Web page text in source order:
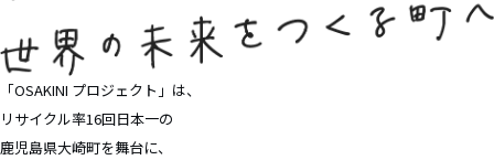
「OSAKINI プロジェクト」は、
リサイクル率16回⽇本⼀の
鹿児島県大崎町を舞台に、